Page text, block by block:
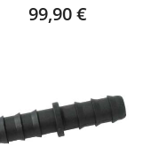
99,90 €